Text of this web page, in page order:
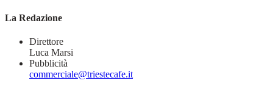
La Redazione
Direttore
Luca Marsi
Pubblicità
commerciale@triestecafe.it